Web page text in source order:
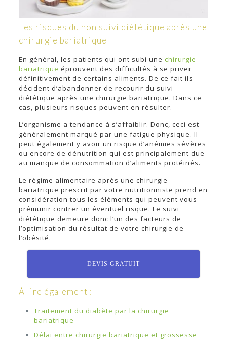
Les risques du non suivi diététique après une
chirurgie bariatrique
En général, les patients qui ont subi une chirurgie
bariatrique éprouvent des difficultés à se priver
définitivement de certains aliments. De ce fait ils
décident d’abandonner de recourir du suivi
diététique après une chirurgie bariatrique. Dans ce
cas, plusieurs risques peuvent en résulter.
L’organisme a tendance à s’affaiblir. Donc, ceci est
généralement marqué par une fatigue physique. Il
peut également y avoir un risque d’anémies sévères
ou encore de dénutrition qui est principalement due
au manque de consommation d’aliments protéinés.
Le régime alimentaire après une chirurgie
bariatrique prescrit par votre nutritionniste prend en
considération tous les éléments qui peuvent vous
prémunir contrer un éventuel risque. Le suivi
diététique demeure donc l’un des facteurs de
l’optimisation du résultat de votre chirurgie de
l’obésité.
DEVIS GRATUIT
À lire également :
Traitement du diabète par la chirurgie
bariatrique
Délai entre chirurgie bariatrique et grossesse